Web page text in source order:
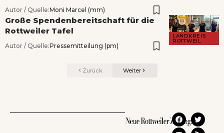
Autor / Quelle:Moni Marcel (mm)
LANDKREIS
ROTTWEIL
Große Spendenbereitschaft für die
Rottweiler Tafel
Autor / Quelle:Pressemitteilung (pm)
Zurück Weiter